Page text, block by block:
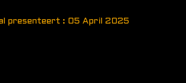
presenteert : 05 April 2025